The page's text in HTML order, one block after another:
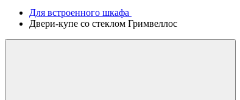
Для встроенного шкафа
Двери-купе со стеклом Гримвеллос